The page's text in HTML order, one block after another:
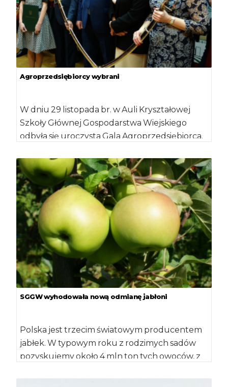
Agroprzedsiębiorcy wybrani
W dniu 29 listopada br. w Auli Kryształowej
Szkoły Głównej Gospodarstwa Wiejskiego
odbyła się uroczysta Gala Agroprzedsiębiorca.
SGGW wyhodowała nową odmianę jabłoni
Polska jest trzecim światowym producentem
jabłek. W typowym roku z rodzimych sadów
pozyskujemy około 4 mln ton tych owoców, z